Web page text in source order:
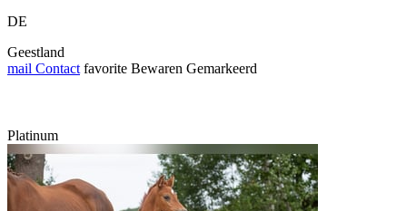
DE
Geestland
mail Contact favorite Bewaren Gemarkeerd
Platinum